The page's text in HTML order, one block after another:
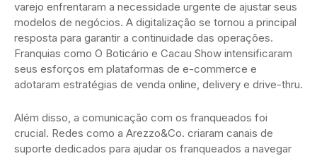
varejo enfrentaram a necessidade urgente de ajustar seus
modelos de negócios. A digitalização se tornou a principal
resposta para garantir a continuidade das operações.
Franquias como O Boticário e Cacau Show intensificaram
seus esforços em plataformas de e-commerce e
adotaram estratégias de venda online, delivery e drive-thru.
Além disso, a comunicação com os franqueados foi
crucial. Redes como a Arezzo&Co. criaram canais de
suporte dedicados para ajudar os franqueados a navegar